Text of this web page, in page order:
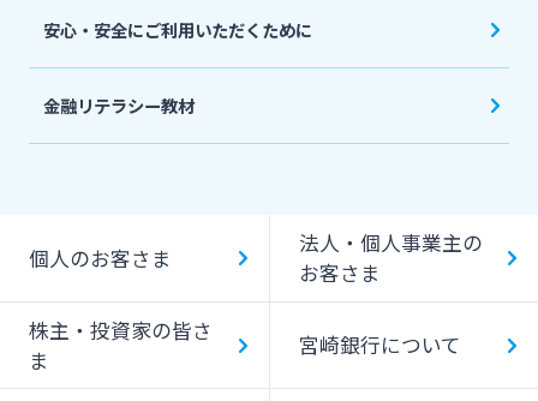
安心・安全にご利用いただくために
金融リテラシー教材
個人のお客さま
法人・個人事業主の
お客さま
株主・投資家の皆さ
ま
宮崎銀行について